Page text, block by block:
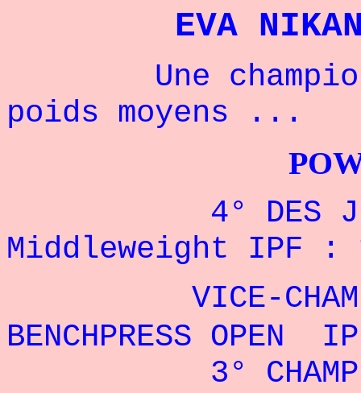
EVA
Une
poids moyens ...
4° DES JEUX
Middleweight IPF :
VICE-
BENCHPRESS
3°